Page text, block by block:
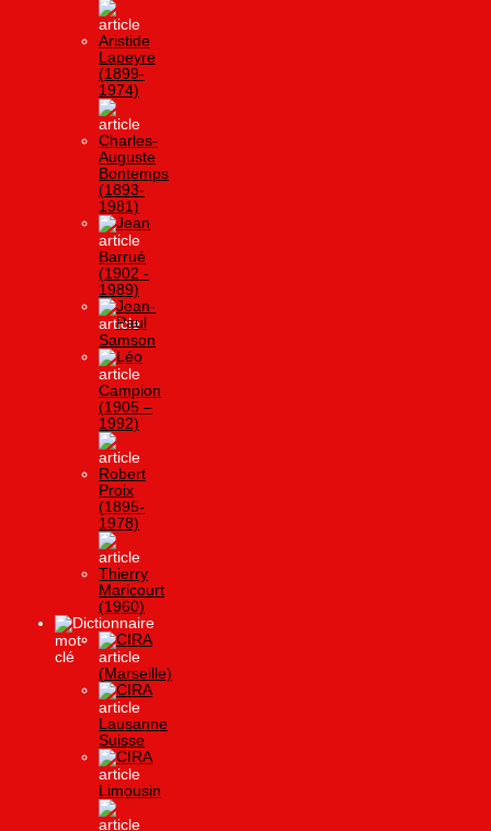
Aristide
Lapeyre
(1899-
1974)
Charles-
Auguste
Bontemps
(1893-
1981)
Jean
Barrué
(1902 -
1989)
Jean-
Paul
Samson
Léo
Campion
(1905 –
1992)
Robert
Proix
(1895-
1978)
Thierry
Maricourt
(1960)
Dictionnaire
CIRA
(Marseille)
CIRA
Lausanne
Suisse
CIRA
Limousin